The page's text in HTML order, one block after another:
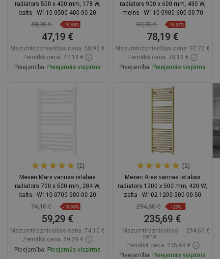
radiators 500 x 400 mm, 178 W,
balts - W110-0500-400-00-20
58,90 € -19,88%
47,19 €
Mazumtirdzniecības cena: 58,90 €
Zemākā cena: 47,19 €
Pieejamība: Pieejamās vispirms
radiators 900 x 600 mm, 430 W,
melns - W110-0900-600-00-70
97,70 € -19,97%
78,19 €
Mazumtirdzniecības cena: 97,70 €
Zemākā cena: 78,19 €
Pieejamība: Pieejamās vispirms
Ielikt grozā
(1)
Mexen Mars vannas istabas
radiators 700 x 500 mm, 284 W,
balts - W110-0700-500-00-20
74,10 € -19,99%
59,29 €
Mazumtirdzniecības cena: 74,10 €
Zemākā cena: 59,29 €
Pieejamība: Pieejamās vispirms
(1)
Mexen Ares vannas istabas
radiators 1200 x 500 mm, 420 W,
zelta - W102-1200-500-00-50
294,60 € -20%
235,69 €
Mazumtirdzniecības
cena:
294,60 €
Zemākā cena: 235,69 €
Pieejamība: Pieejamās vispirms